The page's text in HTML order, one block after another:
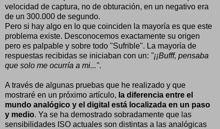
velocidad de captura, no de obturación, en un negativo era
de un 300.000 de segundo.
Pero si hay algo en lo que coinciden la mayoría es que este
problema existe. Desconocemos exactamente su origen
pero es palpable y sobre todo "Sufrible". La mayoría de
respuestas recibidas se iniciaban con un: "¡¡Bufff, pensaba
que solo me ocurría a mi...".
A través de algunas pruebas que he realizado y que
mostraré en un próximo artículo, la diferencia entre el
mundo analógico y el digital está localizada en un paso
y medio. Ya se ha demostrado sobradamente que las
sensibilidades ISO actuales son distintas a las analógicas